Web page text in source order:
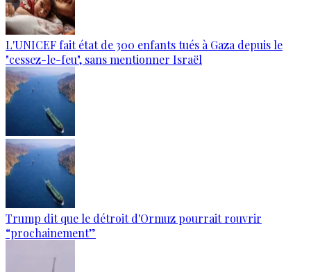
L'UNICEF fait état de 300 enfants tués à Gaza depuis le
"cessez-le-feu", sans mentionner Israël
Trump dit que le détroit d'Ormuz pourrait rouvrir
“prochainement”